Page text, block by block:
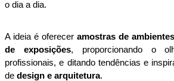
o dia a dia.
A ideia é oferecer amostras de
de exposições, proporcionando o
profissionais, e ditando tendências e
de design e arquitetura.